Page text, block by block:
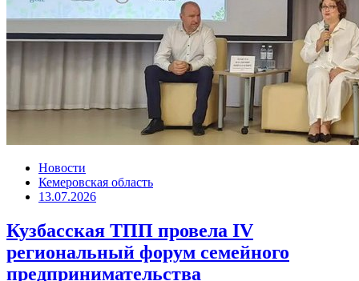
Новости
Кемеровская область
13.07.2026
Кузбасская ТПП провела IV
региональный форум семейного
предпринимательства